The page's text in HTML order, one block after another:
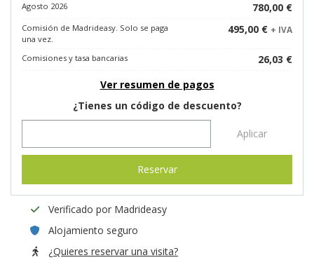
Agosto 2026 780,00 €
Comisión de Madrideasy. Solo se paga
una vez.
495,00 € + IVA
Comisiones y tasa bancarias
26,03 €
Ver resumen de pagos
¿Tienes un código de descuento?
Aplicar
Reservar
Verificado por Madrideasy
Alojamiento seguro
¿Quieres reservar una visita?